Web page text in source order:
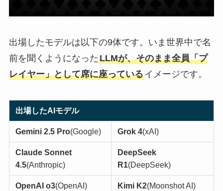
出場したモデルは以下の9体です。いま世界中で名
前を聞くようになったLLMが、そのまま全員「プ
レイヤー」として席に座っているイメージです。
出場したAIモデル
Gemini 2.5 Pro(Google) Grok 4(xAI)
Claude Sonnet
4.5(Anthropic)
DeepSeek
R1(DeepSeek)
OpenAI o3(OpenAI) Kimi K2(Moonshot AI)